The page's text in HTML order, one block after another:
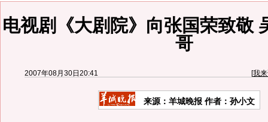
电视剧《大剧院》向张国荣致敬
哥
2007年08月30日20:41 [我
来源：羊城晚报 作者：孙小文